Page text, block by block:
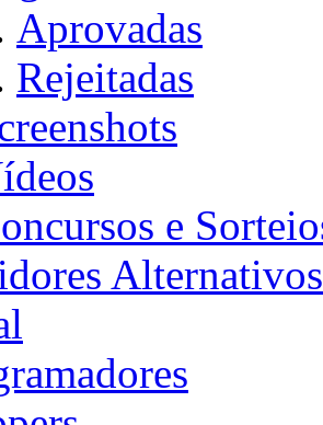
Aprovadas
Rejeitadas
e